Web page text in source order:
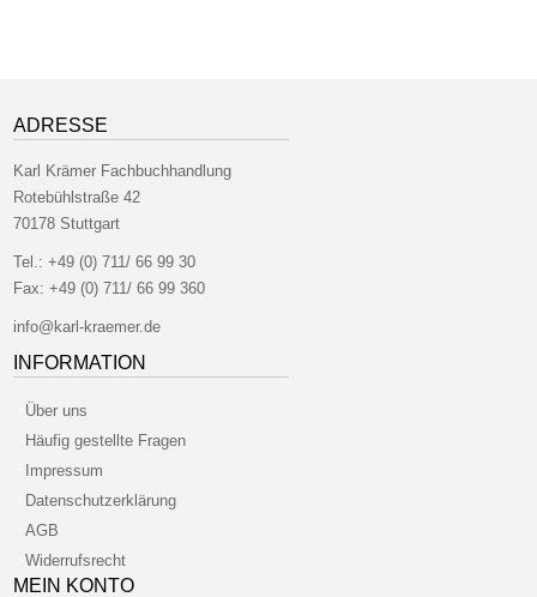
ADRESSE
Karl Krämer Fachbuchhandlung
Rotebühlstraße 42
70178 Stuttgart
Tel.:+49 (0) 711/ 66 99 30
Fax: +49 (0) 711/ 66 99 360
info@karl-kraemer.de
INFORMATION
Über uns
Häufig gestellte Fragen
Impressum
Datenschutzerklärung
AGB
Widerrufsrecht
MEIN KONTO